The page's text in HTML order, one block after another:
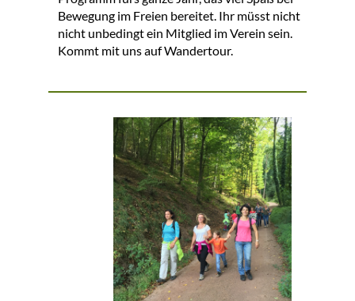
Bewegung im Freien bereitet. Ihr müsst nicht
nicht unbedingt ein Mitglied im Verein sein.
Kommt mit uns auf Wandertour.